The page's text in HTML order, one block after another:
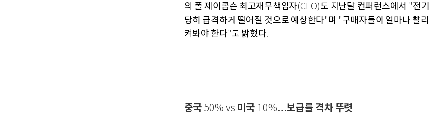
의 폴 제이콥슨 최고재무책임자(CFO)도 지난달 컨퍼런스에서 "전
당히 급격하게 떨어질 것으로 예상한다"며 "구매자들이 얼마나 빨
켜봐야 한다"고 밝혔다.
중국 50% vs 미국 10%…보급률 격차 뚜렷